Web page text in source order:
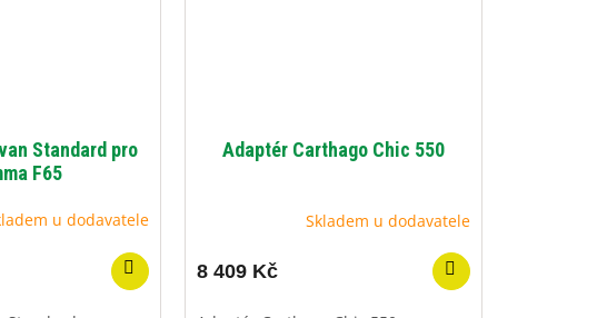
Standard pro
F65
u dodavatele
Adaptér Carthago Chic 550
Skladem u dodavatele
8 409 Kč